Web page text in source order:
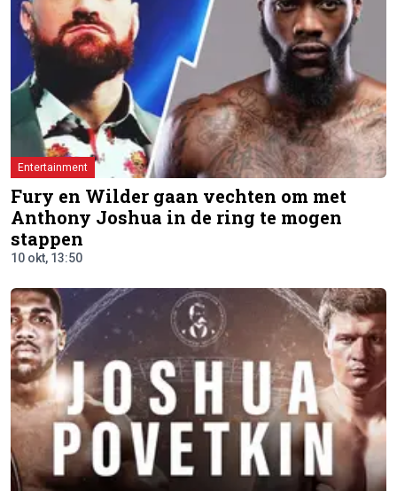
Entertainment
Fury en Wilder gaan vechten om met
Anthony Joshua in de ring te mogen
stappen
10 okt, 13:50